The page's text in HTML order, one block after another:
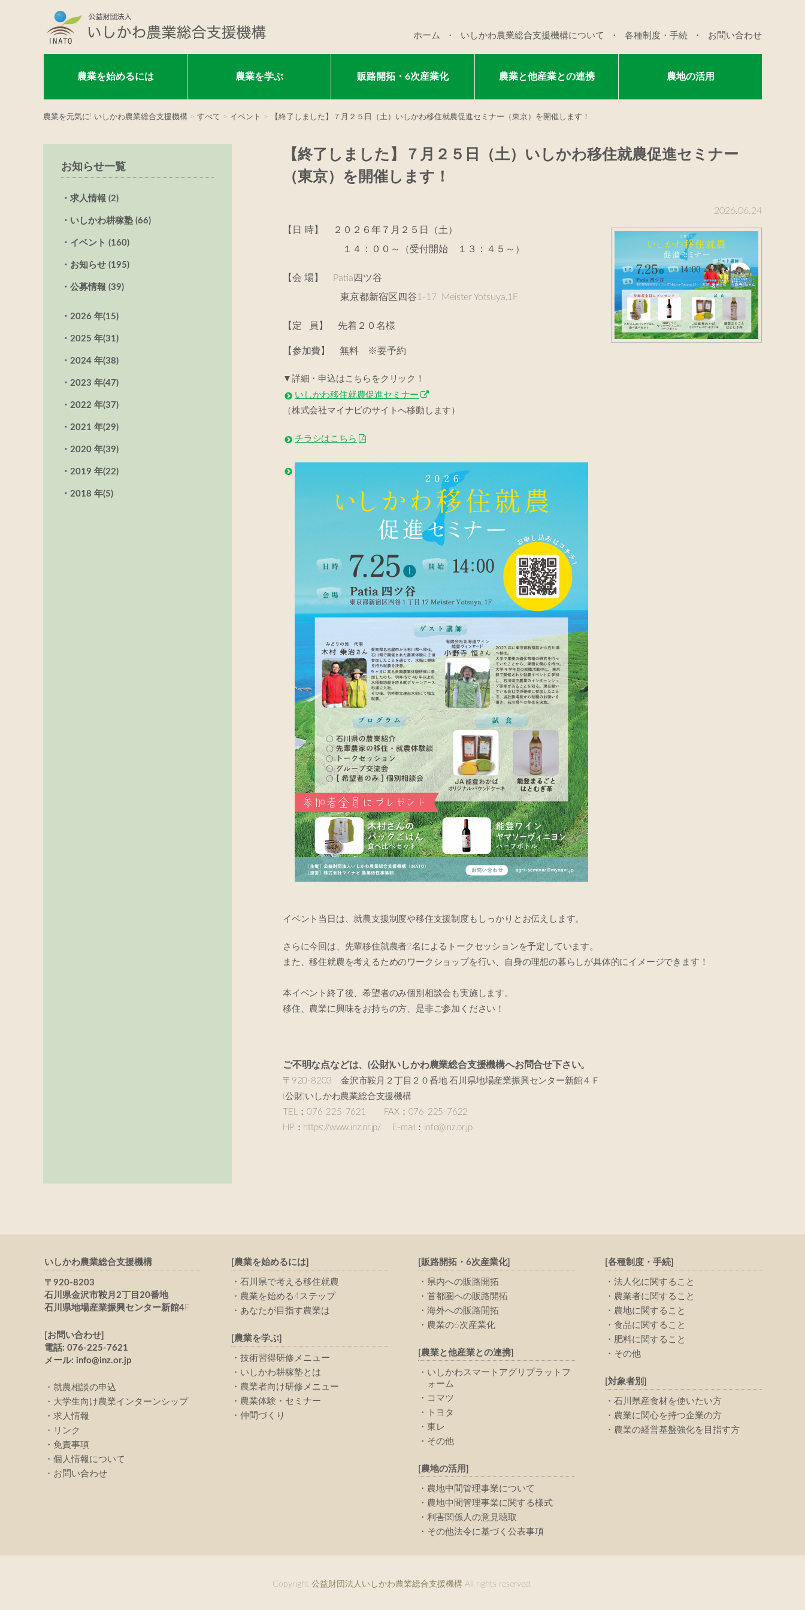
ホーム いしかわ農業総合支援機構について 各種制度・手続 お問い合わせ
農業を始めるには 農業を学ぶ 販路開拓・6次産業化 農業と他産業との連携 農地の活用
農業を元気に! いしかわ農業総合支援機構 > すべて > イベント > 【終了しました】７月２５日（土）いしかわ移住就農促進セミナー（東京）を開催します！
【終了しました】７月２５日（土）いしかわ移住就農促進セミナー
（東京）を開催します！
2026.06.24
【日 時】 ２０２６年７月２５日（土）
１４：００～（受付開始 １３：４５～）
【会 場】 Patia四ツ谷
東京都新宿区四谷1-17 Meister Yotsuya,1F
【 定 員】 先着２０名様
【参加費】 無料 ※要予約
▼詳細・申込はこちらをクリック！
いしかわ移住就農促進セミナー
（株式会社マイナビのサイトへ移動します）
チラシはこちら
イベント当日 は、就農支援制度や移住支援制度もしっかりとお伝えします。
さらに今回は、先輩移住就農者2名によるトークセッションを予定しています。
また、移住就農を考えるためのワークショップを行い、自身の理想の暮らしが具体的にイメージできます！
本イベント終了後、希望者のみ個別相談会も実施します。
移住、農業に興味をお持ちの方、是非ご参加ください！
ご不明な点などは、(公財)いしかわ農業総合支援機構へお問合せ下さい。
〒920-8203 金沢市鞍月２丁目２０番地 石川県地場産業振興センター新館４Ｆ
(公財)いしかわ農業総合支援機構
TEL：076-225-7621 FAX：076-225-7622
HP：https://www.inz.or.jp/ E-mail：info@inz.or.jp
お知らせ一覧
求人情報 (2)
いしかわ耕稼塾 (66)
イベント (160)
お知らせ (195)
公募情報 (39)
2026 年(15)
2025 年(31)
2024 年(38)
2023 年(47)
2022 年(37)
2021 年(29)
2020 年(39)
2019 年(22)
2018 年(5)
いしかわ農業総合支援機構
〒920-8203
石川県金沢市鞍月2丁目20番地
石川県地場産業振興センター新館4F
[お問い合わせ]
電話: 076-225-7621
メール: info@inz.or.jp
就農相談の申込
大学生向け農業インターンシップ
求人情報
リンク
免責事項
個人情報について
お問い合わせ
[農業を始めるには]
石川県で考える移住就農
農業を始める4ステップ
あなたが目指す農業は
[農業を学ぶ]
技術習得研修メニュー
いしかわ耕稼塾とは
農業者向け研修メニュー
農業体験・セミナー
仲間づくり
[販路開拓・6次産業化]
県内への販路開拓
首都圏への販路開拓
海外への販路開拓
農業の6次産業化
[農業と他産業との連携]
いしかわスマートアグリプラットフ
ォーム
コマツ
トヨタ
東レ
その他
[農地の活用]
農地中間管理事業について
農地中間管理事業に関する様式
利害関係人の意見聴取
その他法令に基づく公表事項
[各種制度・手続]
法人化に関すること
農業者に関すること
農地に関すること
食品に関すること
肥料に関すること
その他
[対象者別]
石川県産食材を使いたい方
農業に関心を持つ企業の方
農業の経営基盤強化を目指す方
Copyright 公益財団法人いしかわ農業総合支援機構 All rights reserved.